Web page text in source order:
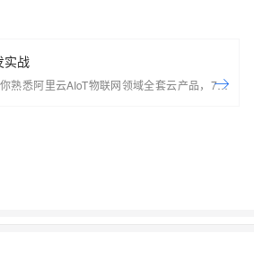
实战
熟悉阿里云AIoT物联网领域全套云产品，7天
service-open